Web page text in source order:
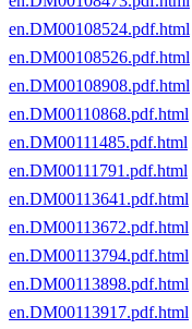
en.DM00108524.pdf.html
en.DM00108526.pdf.html
en.DM00108908.pdf.html
en.DM00110868.pdf.html
en.DM00111485.pdf.html
en.DM00111791.pdf.html
en.DM00113641.pdf.html
en.DM00113672.pdf.html
en.DM00113794.pdf.html
en.DM00113898.pdf.html
en.DM00113917.pdf.html